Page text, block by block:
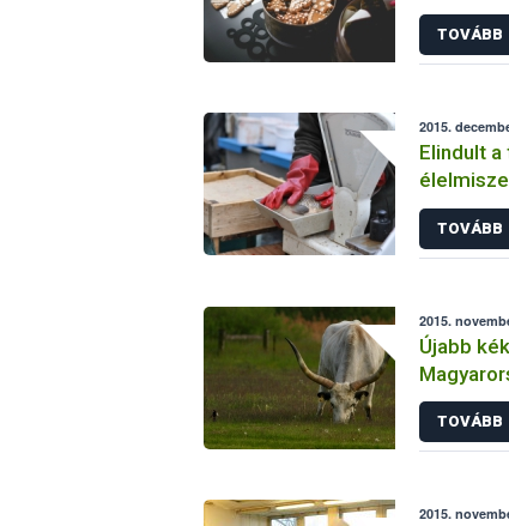
érdemes
TOVÁBB
2015.
Elindult
TOVÁBB
2015.
Újabb
TOVÁBB
2015.